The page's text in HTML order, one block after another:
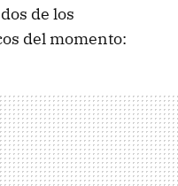
de los
del momento: